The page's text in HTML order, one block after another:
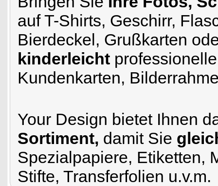
auf T-Shirts, Geschirr,
Bierdeckel, Grußkarten
kinderleicht
Kundenkarten,
Your Design bietet Ihnen
Sortiment, damit Sie
Spezialpapiere, Etiketten,
Stifte, Transferfolien u.v.m.